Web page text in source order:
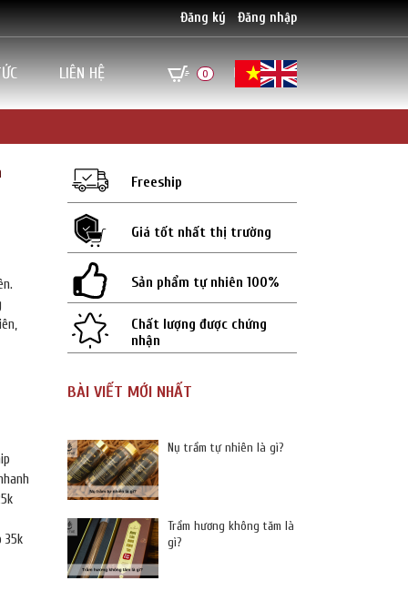
Đăng ký Đăng nhập
LIÊN HỆ 0
35k
Freeship
Giá tốt nhất thị trường
Sản phẩm tự nhiên 100%
Chất lượng được chứng
nhận
BÀI VIẾT MỚI NHẤT
Nụ trầm tự nhiên là gì?
Trầm hương không tăm là
gì?